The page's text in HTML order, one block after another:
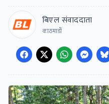
बिएल संवाददाता
काठमाडाैं